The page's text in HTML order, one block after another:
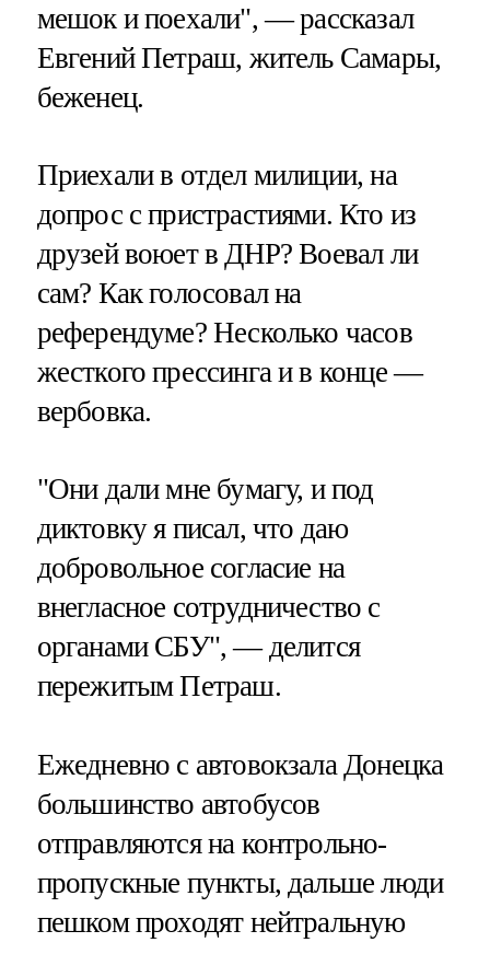
мешок и поехали", — рассказал
Евгений Петраш, житель Самары,
беженец.
Приехали в отдел милиции, на
допрос с пристрастиями. Кто из
друзей воюет в ДНР? Воевал ли
сам? Как голосовал на
референдуме? Несколько часов
жесткого прессинга и в конце —
вербовка.
"Они дали мне бумагу, и под
диктовку я писал, что даю
добровольное согласие на
внегласное сотрудничество с
органами СБУ", — делится
пережитым Петраш.
Ежедневно с автовокзала Донецка
большинство автобусов
отправляются на контрольно-
пропускные пункты, дальше люди
пешком проходят нейтральную